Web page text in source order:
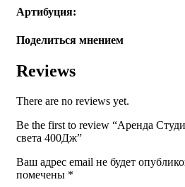
Артибуция:
Поделиться мнением
Reviews
There are no reviews yet.
Be the first to review “Аренда
света 400Дж”
Ваш адрес email не будет
помечены *